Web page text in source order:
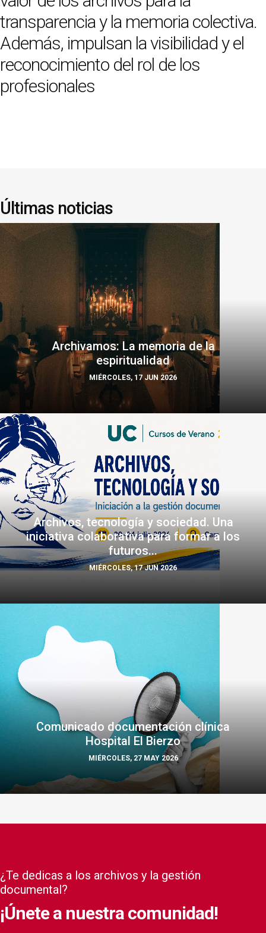
transparencia y la memoria colectiva.
Además, impulsan la visibilidad y el
reconocimiento del rol de los
profesionales
Últimas noticias
Archivamos: La memoria de la
espiritualidad
MIÉRCOLES, 17 JUN 2026
Archivos, tecnología y sociedad. Una
iniciativa colaborativa para formar a los
futuros...
MIÉRCOLES, 17 JUN 2026
Comunicado documentación clínica
Hospital El Bierzo
MIÉRCOLES, 27 MAY 2026
¿Te dedicas a los archivos y la gestión
documental?
¡Únete a nuestra comunidad!